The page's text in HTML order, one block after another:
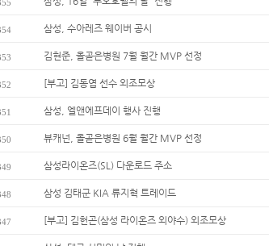
삼성, 수아레즈 웨이버 공시
김현준, 올곧은병원 7월 월간 MVP 선정
[부고] 김동엽 선수 외조모상
삼성, 엘앤에프데이 행사 진행
뷰캐넌, 올곧은병원 6월 월간 MVP 선정
삼성라이온즈(SL) 다운로드 주소
삼성 김태군 KIA 류지혁 트레이드
[부고] 김헌곤(삼성 라이온즈 외야수) 외조모상